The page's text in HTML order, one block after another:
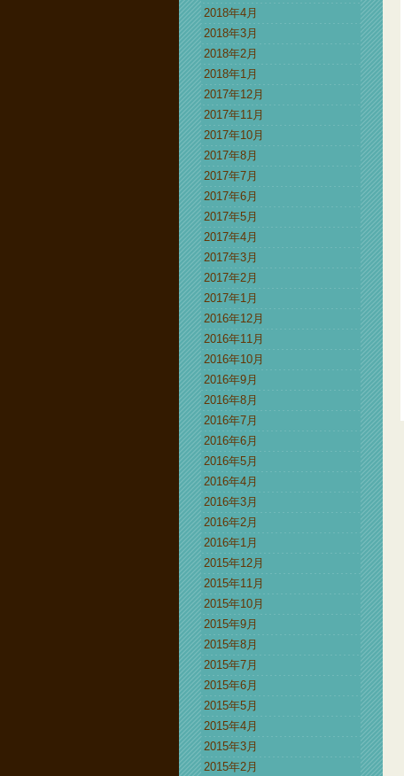
2018年4月
2018年3月
2018年2月
2018年1月
2017年12月
2017年11月
2017年10月
2017年8月
2017年7月
2017年6月
2017年5月
2017年4月
2017年3月
2017年2月
2017年1月
2016年12月
2016年11月
2016年10月
2016年9月
2016年8月
2016年7月
2016年6月
2016年5月
2016年4月
2016年3月
2016年2月
2016年1月
2015年12月
2015年11月
2015年10月
2015年9月
2015年8月
2015年7月
2015年6月
2015年5月
2015年4月
2015年3月
2015年2月